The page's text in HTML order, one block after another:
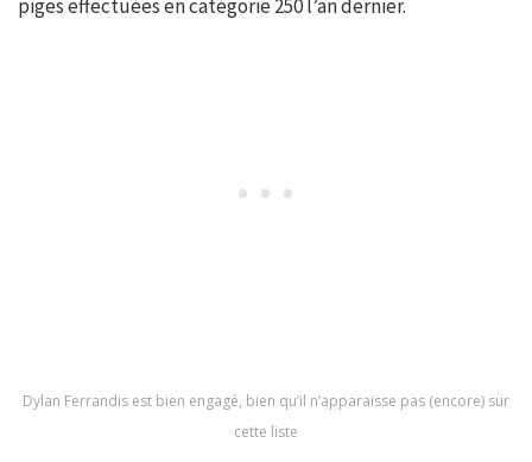
piges effectuées en catégorie 250 l’an dernier.
Dylan Ferrandis est bien engagé, bien qu’il n’apparaisse pas (encore) sur
cette liste